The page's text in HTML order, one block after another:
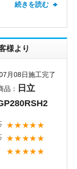
けをさせて頂
しく思いま
完工すること
ます。お取り
からの季節を
れば幸いで
気になること
したらすぐに
もエアコンコ
します。
続きを読む
様より
月08日施工完了
品：
日立
★★★★★
★★★★★
★★★★★